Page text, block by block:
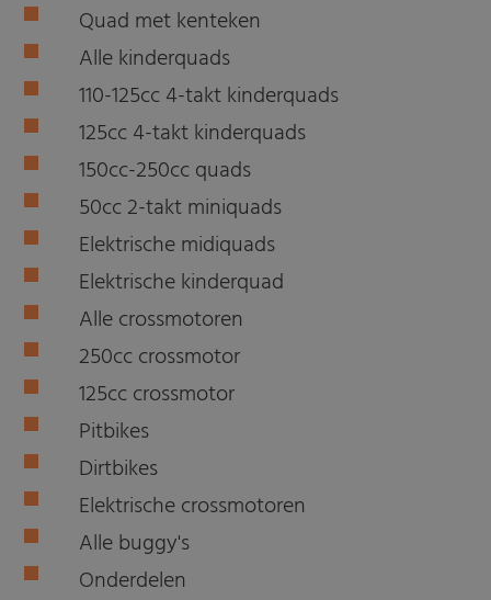
Quad met kenteken
Alle kinderquads
110-125cc 4-takt kinderquads
125cc 4-takt kinderquads
150cc-250cc quads
50cc 2-takt miniquads
Elektrische midiquads
Elektrische kinderquad
Alle crossmotoren
250cc crossmotor
125cc crossmotor
Pitbikes
Dirtbikes
Elektrische crossmotoren
Alle buggy's
Onderdelen